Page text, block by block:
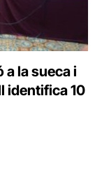
la sueca i
identifica 10